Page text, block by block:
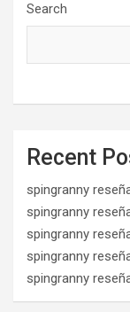
Search
Recent
spingranny
spingranny
spingranny
spingranny
spingranny